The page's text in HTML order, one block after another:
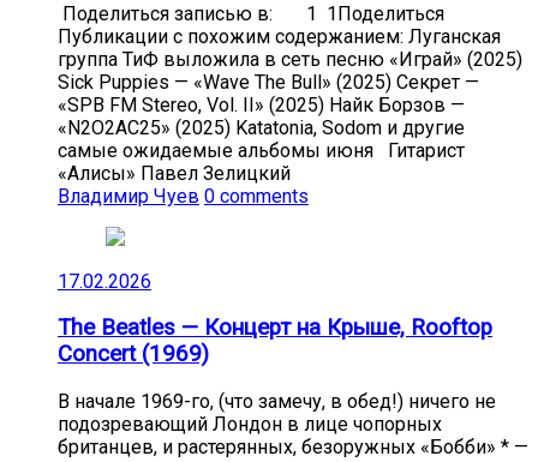
Поделиться записью в: 1 1Поделиться
Публикации с похожим содержанием: Луганская
группа ТиФ выложила в сеть песню «Играй» (2025)
Sick Puppies — «Wave The Bull» (2025) Секрет —
«SPB FM Stereo, Vol. II» (2025) Найк Борзов —
«N2O2AC25» (2025) Katatonia, Sodom и другие
самые ожидаемые альбомы июня Гитарист
«Алисы» Павел Зелицкий
Владимир Чуев 0 comments
17.02.2026
The Beatles — Концерт на Крыше, Rooftop
Concert (1969)
В начале 1969-го, (что замечу, в обед!) ничего не
подозревающий Лондон в лице чопорных
британцев, и растерянных, безоружных «Бобби» * —